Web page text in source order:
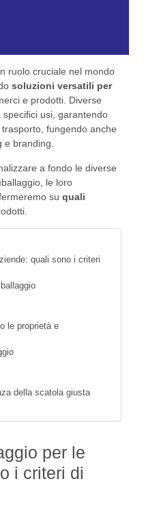
ruolo cruciale nel mondo
soluzioni versatili per
e prodotti. Diverse
usi, garantendo
fungendo anche
e branding.
a fondo le diverse
le loro
suquali
quali sono i criteri
le proprietà e
della scatola giusta
per le
i criteri di